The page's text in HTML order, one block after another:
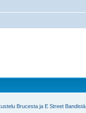
Brucesta ja E Street Bandistä